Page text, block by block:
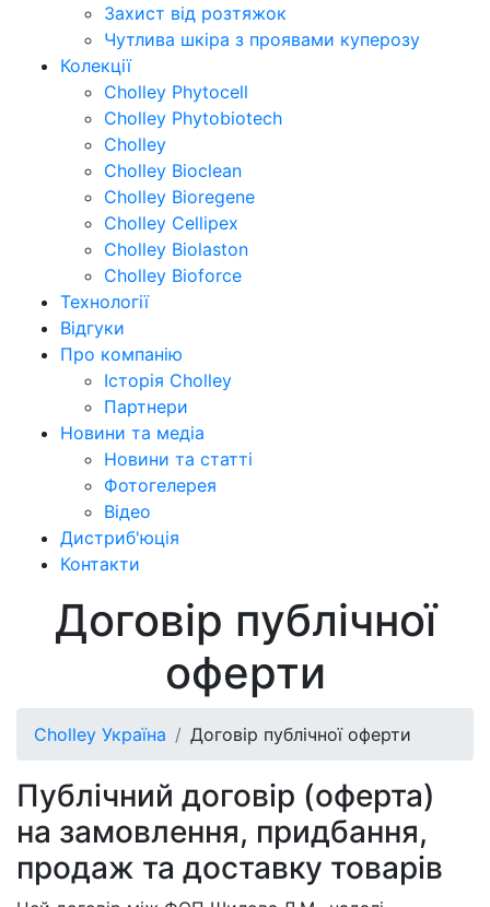
Захист від розтяжок
Чутлива шкіра з проявами куперозу
Колекції
Cholley Phytocell
Cholley Phytobiotech
Cholley
Cholley Bioclean
Cholley Bioregene
Cholley Cellipex
Cholley Biolaston
Cholley Bioforce
Технології
Відгуки
Про компанію
Історія Cholley
Партнери
Новини та медіа
Новини та статті
Фотогелерея
Відео
Дистриб'юція
Контакти
Договір публічної
оферти
Cholley Україна Договір публічної оферти
Публічний договір (оферта)
на замовлення, придбання,
продаж та доставку товарів